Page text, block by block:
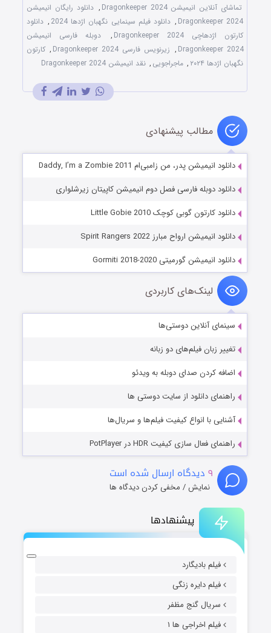
پیشنهادها
فیلم بادیگارد
فیلم دایره زنگی
سریال گنج مظفر
فیلم اخراجی ها ۱
تماشای آنلاین انیمیشن Dragonkeeper 2024
, دانلود رایگان انیمیشن
Dragonkeeper 2024
, دانلود فیلم سینمایی نگهبان اژدها 2024 , دانلود
کارتون اژدهاچی Dragonkeeper 2024
,
دوبله فارسی انیمیشن
Dragonkeeper 2024
, زیرنویس فارسی Dragonkeeper 2024 , کارتون
نگهبان اژدها ۲۰۲۴
, ماجراجویی , نقد انیمیشن Dragonkeeper 2024
مطالب پیشنهادی
دانلود انیمیشن پدر، من زامبی‌ام Daddy, I’m a Zombie 2011
دانلود دوبله فارسی فصل دوم انیمیشن کاپیتان زیرشلواری
دانلود کارتون گوبی کوچک Little Gobie 2010
دانلود انیمیشن ارواح مبارز Spirit Rangers 2022
دانلود انیمیشن گورمیتی Gormiti 2018-2020
لینک‌های کاربردی
سینمای آنلاین دوستی‌ها
تغییر زبان فیلم‌های دو زبانه
اضافه کردن صدای دوبله به ویدئو
راهنمای دانلود از سایت دوستی ها
آشنایی با انواع کیفیت فیلم‌ها و سریال‌ها
راهنمای فعال سازی کیفیت HDR در PotPlayer
۹ دیدگاه ارسال شده است
نمایش / مخفی کردن دیدگاه ها